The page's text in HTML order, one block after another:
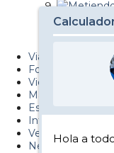
Metiendo
PUCAF -
Viajes
Fotos
Videos
Material
Esquí Pro
Infonieve
Verano
Nevalog
Hola a